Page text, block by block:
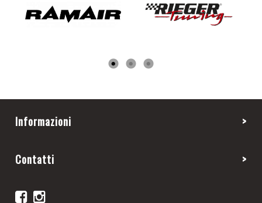
Informazioni
Contatti